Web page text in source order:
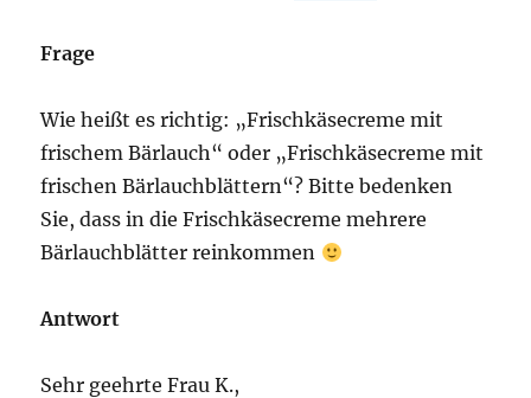
Frage
Wie heißt es richtig: „Frischkäsecreme mit
frischem Bärlauch“ oder „Frischkäsecreme mit
frischen Bärlauchblättern“? Bitte bedenken
Sie, dass in die Frischkäsecreme mehrere
Bärlauchblätter reinkommen
Antwort
Sehr geehrte Frau K.,